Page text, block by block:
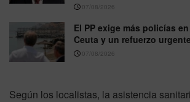
07/08/2026
El PP exige más policías
Ceuta y un refuerzo
07/08/2026
Según los localistas, la asistencia